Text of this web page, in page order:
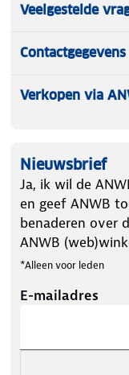
Veelgestelde
Contactgegevens
Verkopen via
Nieuwsbrief
Ja, ik wil de
en geef ANWB
benaderen over
ANWB
*Alleen voor leden
E-mailadres